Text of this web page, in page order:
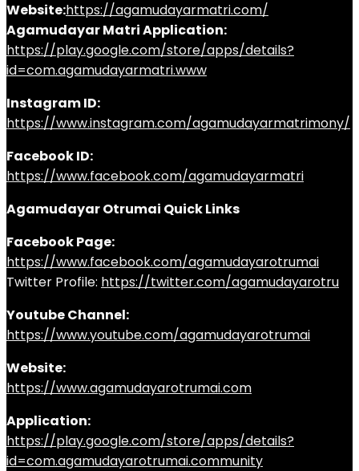
Website:https://agamudayarmatri.com/
Agamudayar Matri Application:
https://play.google.com/store/apps/details?
id=com.agamudayarmatri.www
Instagram ID:
https://www.instagram.com/agamudayarmatrimony/
Facebook ID:
https://www.facebook.com/agamudayarmatri
Agamudayar Otrumai Quick Links
Facebook Page:
https://www.facebook.com/agamudayarotrumai
Twitter Profile: https://twitter.com/agamudayarotru
Youtube Channel:
https://www.youtube.com/agamudayarotrumai
Website:
https://www.agamudayarotrumai.com
Application:
https://play.google.com/store/apps/details?
id=com.agamudayarotrumai.community